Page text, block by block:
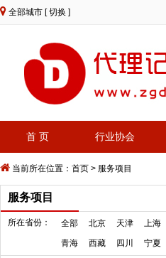
全部城市 [ 切换 ]
首 页 行业协会
当前所在位置： 首页 > 服务项目
服务项目
所在省份： 全部 北京 天津 上海
青海
西藏 四川 宁夏